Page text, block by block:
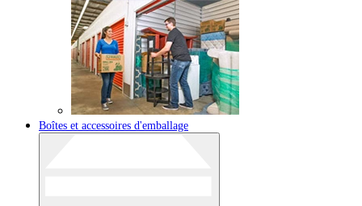
Boîtes et accessoires d'emballage